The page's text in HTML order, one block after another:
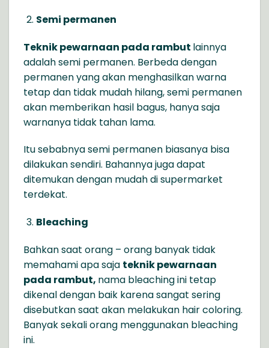
Semi permanen
Teknik pewarnaan pada rambut lainnya
adalah semi permanen. Berbeda dengan
permanen yang akan menghasilkan warna
tetap dan tidak mudah hilang, semi permanen
akan memberikan hasil bagus, hanya saja
warnanya tidak tahan lama.
Itu sebabnya semi permanen biasanya bisa
dilakukan sendiri. Bahannya juga dapat
ditemukan dengan mudah di supermarket
terdekat.
Bleaching
Bahkan saat orang – orang banyak tidak
memahami apa saja teknik pewarnaan
pada rambut, nama bleaching ini tetap
dikenal dengan baik karena sangat sering
disebutkan saat akan melakukan hair coloring.
Banyak sekali orang menggunakan bleaching
ini.